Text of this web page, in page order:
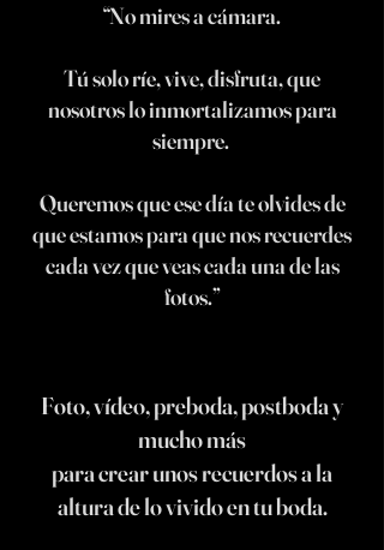
“No mires a cámara.
Tú solo ríe, vive, disfruta, que
nosotros lo inmortalizamos para
siempre.
Queremos que ese día te olvides de
que estamos para que nos recuerdes
cada vez que veas cada una de las
fotos.”
Foto, vídeo, preboda, postboda y
mucho más
para crear unos recuerdos a la
altura de lo vivido en tu boda.